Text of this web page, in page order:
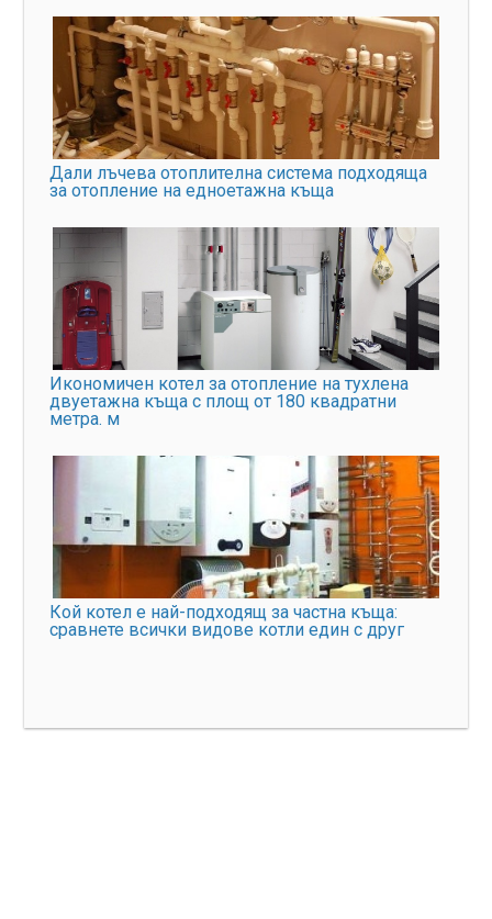
Дали лъчева отоплителна система подходяща
за отопление на едноетажна къща
Икономичен котел за отопление на тухлена
двуетажна къща с площ от 180 квадратни
метра. м
Кой котел е най-подходящ за частна къща:
сравнете всички видове котли един с друг